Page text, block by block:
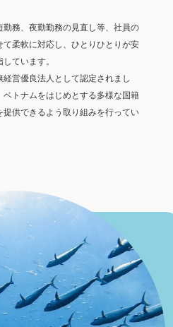
務、夜勤勤務の見直し等、社員の
柔軟に対応し、ひとりひとりが安
ています。
営優良法人として認定されまし
トナムをはじめとする多様な国籍
供できるよう取り組みを行ってい